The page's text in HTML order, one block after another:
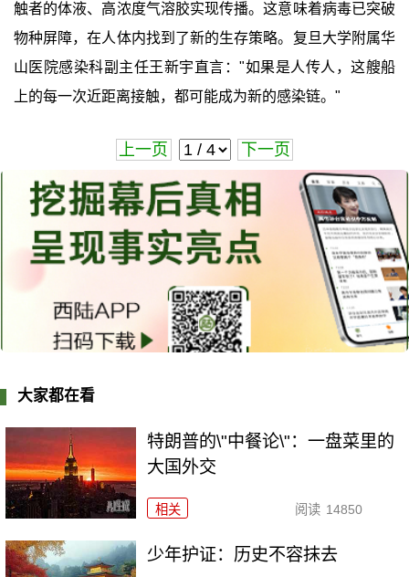
触者的体液、高浓度气溶胶实现传播。这意味着病毒已突破
物种屏障，在人体内找到了新的生存策略。复旦大学附属华
山医院感染科副主任王新宇直言："如果是人传人，这艘船
上的每一次近距离接触，都可能成为新的感染链。"
上一页 下一页
大家都在看
特朗普的\"中餐论\"：一盘菜里的
大国外交
相关 阅读 14850
少年护证：历史不容抹去